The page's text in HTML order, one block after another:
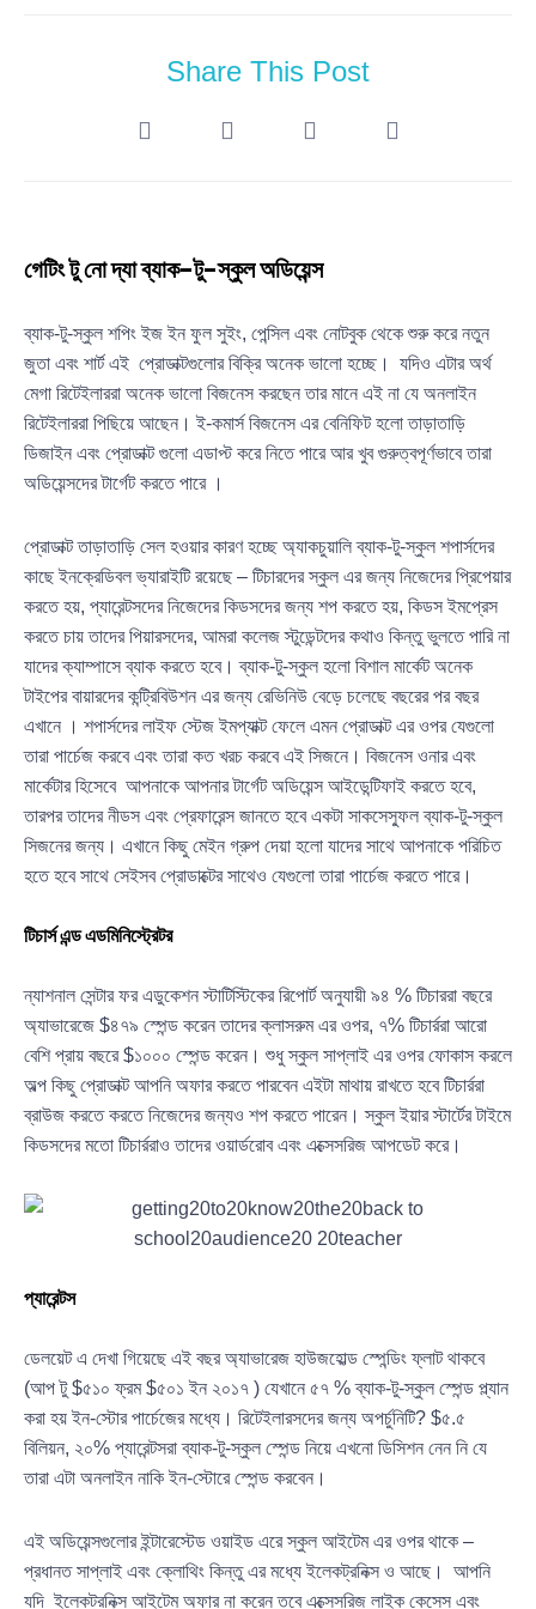
Share This Post
গেটিং টু নো দ্যা ব্যাক-টু-স্কুল অডিয়েন্স
ব্যাক-টু-স্কুল শপিং ইজ ইন ফুল সুইং, পেন্সিল এবং নোটবুক থেকে শুরু করে নতুন
জুতা এবং শার্ট এই প্রোডাক্টগুলোর বিক্রি অনেক ভালো হচ্ছে। যদিও এটার অর্থ
মেগা রিটেইলাররা অনেক ভালো বিজনেস করছেন তার মানে এই না যে অনলাইন
রিটেইলাররা পিছিয়ে আছেন। ই-কমার্স বিজনেস এর বেনিফিট হলো তাড়াতাড়ি
ডিজাইন এবং প্রোডাক্ট গুলো এডাপ্ট করে নিতে পারে আর খুব গুরুত্বপূর্ণভাবে তারা
অডিয়েন্সদের টার্গেট করতে পারে ।
প্রোডাক্ট তাড়াতাড়ি সেল হওয়ার কারণ হচ্ছে অ্যাকচুয়ালি ব্যাক-টু-স্কুল শপার্সদের
কাছে ইনক্রেডিবল ভ্যারাইটি রয়েছে – টিচারদের স্কুল এর জন্য নিজেদের প্রিপেয়ার
করতে হয়, প্যারেন্টসদের নিজেদের কিডসদের জন্য শপ করতে হয়, কিডস ইমপ্রেস
করতে চায় তাদের পিয়ারসদের, আমরা কলেজ স্টুডেন্টদের কথাও কিন্তু ভুলতে পারি না
যাদের ক্যাম্পাসে ব্যাক করতে হবে। ব্যাক-টু-স্কুল হলো বিশাল মার্কেট অনেক
টাইপের বায়ারদের কন্ট্রিবিউশন এর জন্য রেভিনিউ বেড়ে চলেছে বছরের পর বছর
এখানে । শপার্সদের লাইফ স্টেজ ইমপ্যাক্ট ফেলে এমন প্রোডাক্ট এর ওপর যেগুলো
তারা পার্চেজ করবে এবং তারা কত খরচ করবে এই সিজনে। বিজনেস ওনার এবং
মার্কেটার হিসেবে আপনাকে আপনার টার্গেট অডিয়েন্স আইডেন্টিফাই করতে হবে,
তারপর তাদের নীডস এবং প্রেফারেন্স জানতে হবে একটা সাকসেস্ফুল ব্যাক-টু-স্কুল
সিজনের জন্য। এখানে কিছু মেইন গ্রুপ দেয়া হলো যাদের সাথে আপনাকে পরিচিত
হতে হবে সাথে সেইসব প্রোডাক্টের সাথেও যেগুলো তারা পার্চেজ করতে পারে।
টিচার্স এন্ড এডমিনিস্ট্রেটর
ন্যাশনাল সেন্টার ফর এডুকেশন স্টাটিস্টিকের রিপোর্ট অনুযায়ী ৯৪ % টিচাররা বছরে
অ্যাভারেজে $৪৭৯ স্পেন্ড করেন তাদের ক্লাসরুম এর ওপর, ৭% টিচার্ররা আরো
বেশি প্রায় বছরে $১০০০ স্পেন্ড করেন। শুধু স্কুল সাপ্লাই এর ওপর ফোকাস করলে
অল্প কিছু প্রোডাক্ট আপনি অফার করতে পারবেন এইটা মাথায় রাখতে হবে টিচার্ররা
ব্রাউজ করতে করতে নিজেদের জন্যও শপ করতে পারেন। স্কুল ইয়ার স্টার্টের টাইমে
কিডসদের মতো টিচার্ররাও তাদের ওয়ার্ডরোব এবং এক্সেসরিজ আপডেট করে।
প্যারেন্টস
ডেলয়েট এ দেখা গিয়েছে এই বছর অ্যাভারেজ হাউজহোল্ড স্পেন্ডিং ফ্লাট থাকবে
(আপ টু $৫১০ ফ্রম $৫০১ ইন ২০১৭ ) যেখানে ৫৭ % ব্যাক-টু-স্কুল স্পেন্ড প্ল্যান
করা হয় ইন-স্টোর পার্চেজের মধ্যে। রিটেইলারসদের জন্য অপর্চুনিটি? $৫.৫
বিলিয়ন, ২০% প্যারেন্টসরা ব্যাক-টু-স্কুল স্পেন্ড নিয়ে এখনো ডিসিশন নেন নি যে
তারা এটা অনলাইন নাকি ইন-স্টোরে স্পেন্ড করবেন।
এই অডিয়েন্সগুলোর ইন্টারেস্টেড ওয়াইড এরে স্কুল আইটেম এর ওপর থাকে –
প্রধানত সাপ্লাই এবং ক্লোথিং কিন্তু এর মধ্যে ইলেকট্রনিক্স ও আছে। আপনি
যদি ইলেকট্রনিক্স আইটেম অফার না করেন তবে এক্সেসরিজ লাইক কেসেস এবং